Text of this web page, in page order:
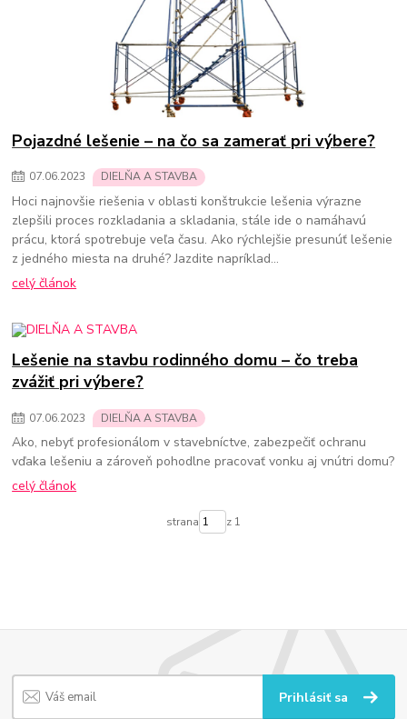
Pojazdné lešenie – na čo sa zamerať pri výbere?
07.06.2023 DIELŇA A STAVBA
Hoci najnovšie riešenia v oblasti konštrukcie lešenia výrazne
zlepšili proces rozkladania a skladania, stále ide o namáhavú
prácu, ktorá spotrebuje veľa času. Ako rýchlejšie presunúť lešenie
z jedného miesta na druhé? Jazdite napríklad…
celý článok
Lešenie na stavbu rodinného domu – čo treba
zvážiť pri výbere?
07.06.2023 DIELŇA A STAVBA
Ako, nebyť profesionálom v stavebníctve, zabezpečiť ochranu
vďaka lešeniu a zároveň pohodlne pracovať vonku aj vnútri domu?
celý článok
strana z 1
Prihlásiť sa